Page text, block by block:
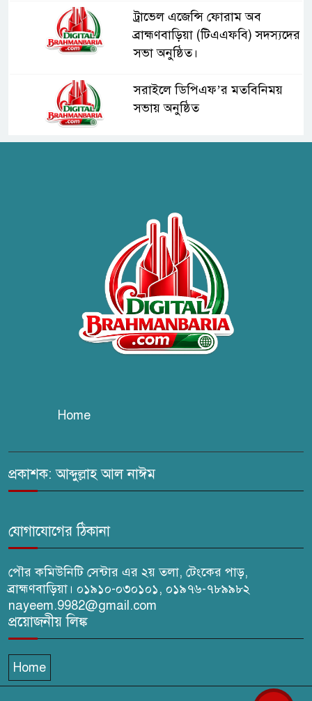
ট্রাভেল এজেন্সি ফোরাম অব
ব্রাহ্মণবাড়িয়া (টিএএফবি) সদস্যদের
সভা অনুষ্ঠিত।
সরাইলে ডিপিএফ’র মতবিনিময়
সভায় অনুষ্ঠিত
ব্রাহ্মণবাড়িয়ায় তরী বাংলাদেশের
উদ্যোগে বৃক্ষরোপণ ও গাছের চারা
বিতরণ।
কবি জয়দুল হোসেনের
‘পাখপাখালির মিলনমেলা’ গ্রন্থের
প্রকাশনা উৎসব
ঢেউ’র আহবায়ক সোহেল সদস্য
Home
প্রকাশক: আব্দুল্লাহ আল নাঈম
যোগাযোগের ঠিকানা
পৌর কমিউনিটি সেন্টার এর ২য় তলা, টেংকের পাড়,
ব্রাহ্মণবাড়িয়া। ০১৯১০-০৩০১০১, ০১৯৭৬-৭৮৯৯৮২
nayeem.9982@gmail.com
প্রয়োজনীয় লিঙ্ক
Home